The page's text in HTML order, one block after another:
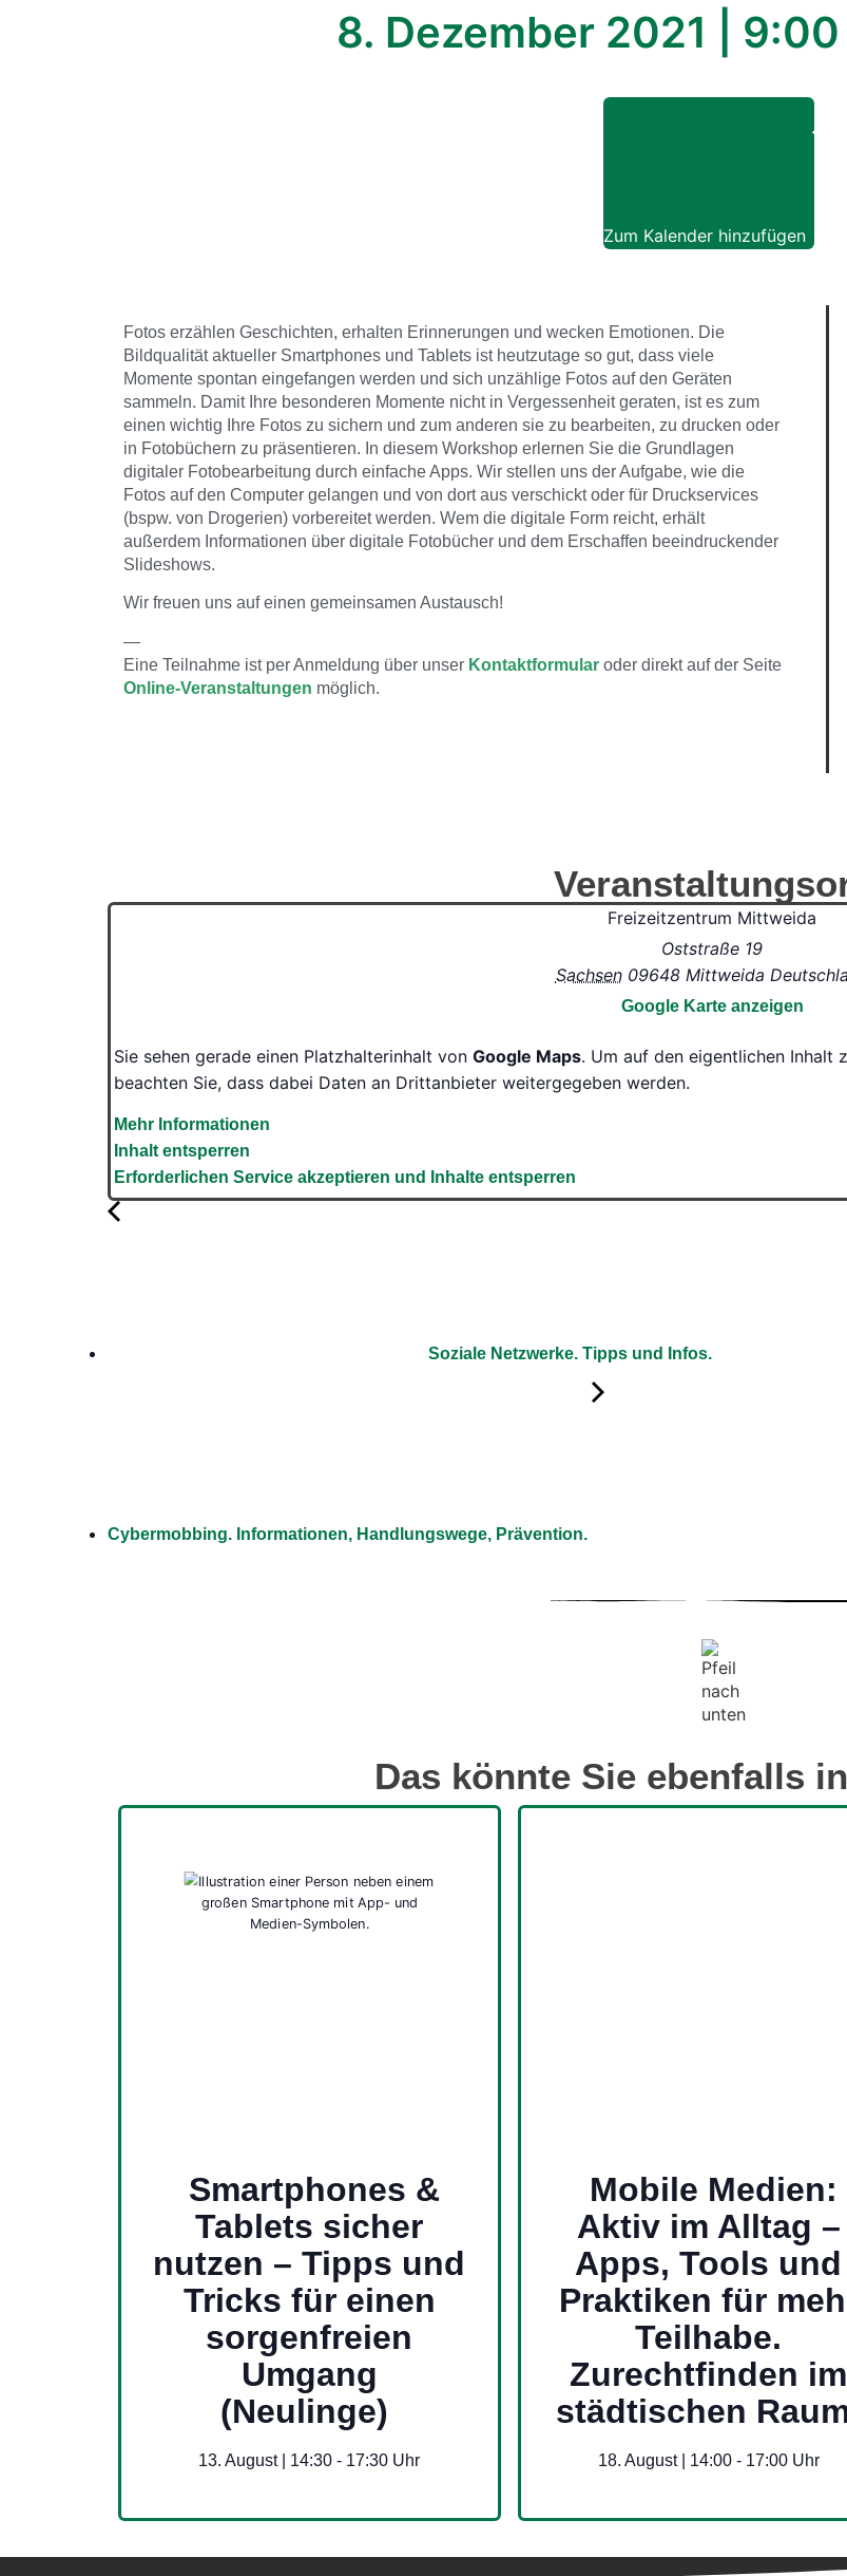
8. Dezember 2021 9:00
Zum Kalender hinzufügen
Fotos erzählen Geschichten, erhalten Erinnerungen und wecken Emotionen. Die
Bildqualität aktueller Smartphones und Tablets ist heutzutage so gut, dass viele
Momente spontan eingefangen werden und sich unzählige Fotos auf den Geräten
sammeln. Damit Ihre besonderen Momente nicht in Vergessenheit geraten, ist es zum
einen wichtig Ihre Fotos zu sichern und zum anderen sie zu bearbeiten, zu drucken oder
in Fotobüchern zu präsentieren. In diesem Workshop erlernen Sie die Grundlagen
digitaler Fotobearbeitung durch einfache Apps. Wir stellen uns der Aufgabe, wie die
Fotos auf den Computer gelangen und von dort aus verschickt oder für Druckservices
(bspw. von Drogerien) vorbereitet werden. Wem die digitale Form reicht, erhält
außerdem Informationen über digitale Fotobücher und dem Erschaffen beeindruckender
Slideshows.
Wir freuen uns auf einen gemeinsamen Austausch!
—
Eine Teilnahme ist per Anmeldung über unser Kontaktformular oder direkt auf der Seite
Online-Veranstaltungen möglich.
Freizeitzentrum Mittweida
Oststraße 19
Sachsen 09648 Mittweida
Google Karte anzeigen
Sie sehen gerade einen Platzhalterinhalt von Google Maps. Um auf den eigentlichen Inhalt
beachten Sie, dass dabei Daten an Drittanbieter weitergegeben werden.
Mehr Informationen
Inhalt entsperren
Erforderlichen Service akzeptieren und Inhalte entsperren
Soziale Netzwerke. Tipps und Infos.
Cybermobbing. Informationen, Handlungswege, Prävention.
Das könnte Sie ebenfalls
Smartphones &
Tablets sicher
nutzen – Tipps und
Tricks für einen
sorgenfreien
Umgang
(Neulinge)
13. August | 14:30 - 17:30
Mobile Medien:
Aktiv im Alltag –
Apps, Tools und
Praktiken für
Teilhabe.
Zurechtfinden im
städtischen
18. August | 14:00- 17:00